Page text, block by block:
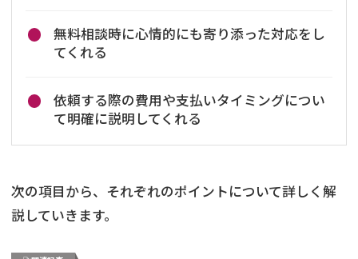
無料相談時に心情的にも寄り添った対応をし
てくれる
依頼する際の費用や支払いタイミングについ
て明確に説明してくれる
次の項目から、それぞれのポイントについて詳しく解
説していきます。